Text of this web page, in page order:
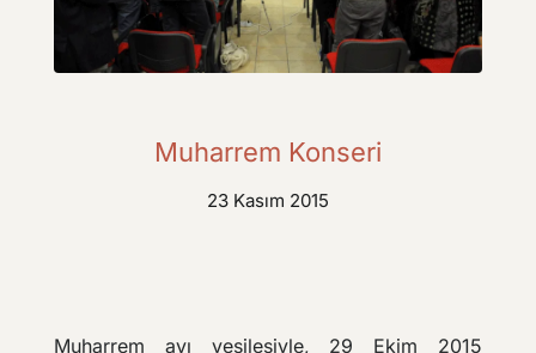
Muharrem Konseri
23 Kasım 2015
Muharrem ayı vesilesiyle, 29 Ekim 2015